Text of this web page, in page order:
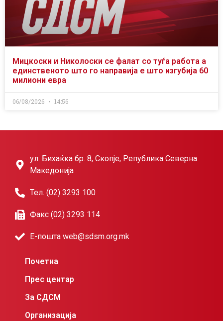
Мицкоски и Николоски се фалат со туѓа работа а
единственото што го направија е што изгубија 60
милиони евра
06/08/2026 14:56
ул. Бихаќка бр. 8, Скопје, Република Северна
Македонија
Тел. (02) 3293 100
Факс (02) 3293 114
Е-пошта web@sdsm.org.mk
Почетна
Прес центар
За СДСМ
Организација